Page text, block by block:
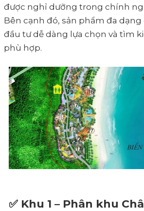
được nghỉ dưỡng trong chính
Bên cạnh đó, sản phẩm đa dạng
đầu tư dễ dàng lựa chọn và tìm
phù hợp.
✅ Khu 1 – Phân khu